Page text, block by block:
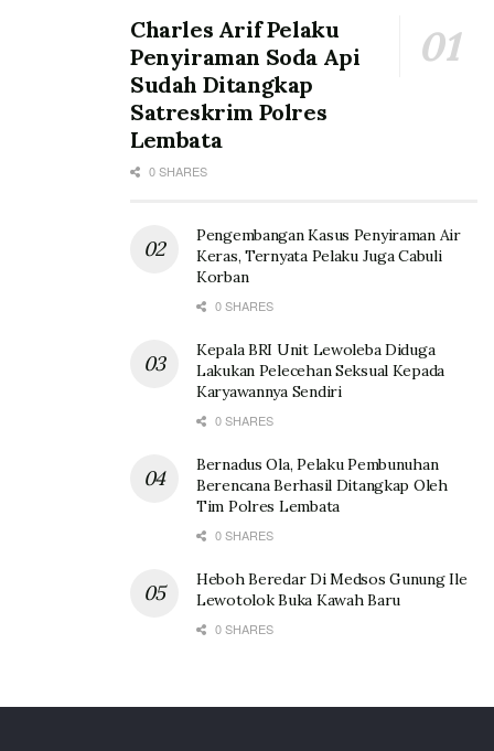
Charles Arif Pelaku
Penyiraman Soda Api
Sudah Ditangkap
Satreskrim Polres
Lembata
0 SHARES
Pengembangan Kasus Penyiraman Air
Keras, Ternyata Pelaku Juga Cabuli
Korban
0 SHARES
Kepala BRI Unit Lewoleba Diduga
Lakukan Pelecehan Seksual Kepada
Karyawannya Sendiri
0 SHARES
Bernadus Ola, Pelaku Pembunuhan
Berencana Berhasil Ditangkap Oleh
Tim Polres Lembata
0 SHARES
Heboh Beredar Di Medsos Gunung Ile
Lewotolok Buka Kawah Baru
0 SHARES